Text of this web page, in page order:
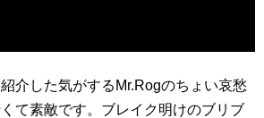
介した気がするMr.Rogのちょい哀愁
て素敵です。ブレイク明けのブリブ